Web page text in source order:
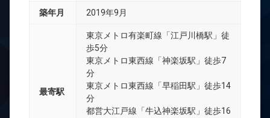
築年月 2019年9月
最寄駅
東京メトロ有楽町線「江戸川橋駅」徒
歩5分
東京メトロ東西線「神楽坂駅」徒歩7
分
東京メトロ東西線「早稲田駅」徒歩14
分
都営大江戸線「牛込神楽坂駅」徒歩16